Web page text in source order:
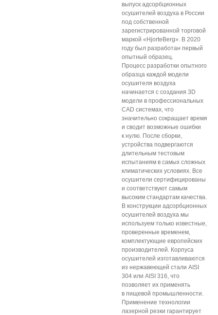
выпуск адсорбционных
осушителей воздуха в России
под собственной
зарегистрированной торговой
маркой «HjorteBerg». В 2020
году был разработан первый
опытный образец.
Процесс разработки опытного
образца каждой модели
осушителя воздуха
начинается с создания 3D
модели в профессиональных
CAD системах, что
значительно сокращает время
и сводит возможные ошибки
к нулю. После сборки,
устройства подвергаются
длительным тестовым
испытаниям в самых сложных
климатических условиях. Все
осушители сертифицированы
и соответствуют самым
высоким стандартам качества.
В конструкции адсорбционных
осушителей воздуха мы
используем только известные,
проверенные временем,
комплектующие европейских
производителей. Корпуса
осушителей изготавливаются
из нержавеющей стали AISI
304 или AISI 316, что
позволяет их применять
в пищевой промышленности.
Применение технологии
лазерной резки гарантирует